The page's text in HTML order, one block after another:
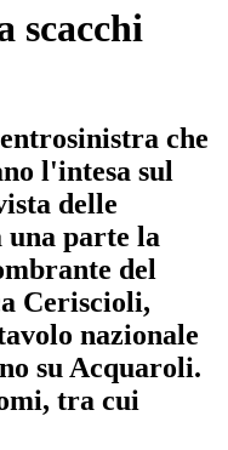
scacchi
che
l'intesa sul
delle
una parte la
del
Ceriscioli,
nazionale
su Acquaroli.
tra cui